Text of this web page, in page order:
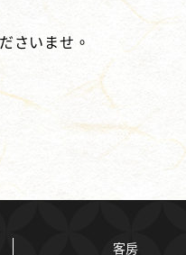
さいませ。
客房